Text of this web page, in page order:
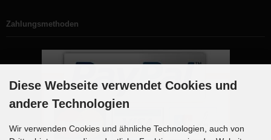
Zahlungsmethoden
Diese Webseite verwendet Cookies und
andere Technologien
Wir verwenden Cookies und ähnliche Technologien, auch von